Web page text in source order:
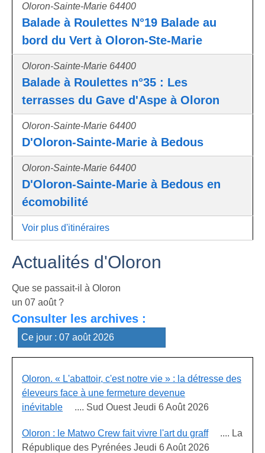
Oloron-Sainte-Marie 64400
Balade à Roulettes N°19 Balade au
bord du Vert à Oloron-Ste-Marie
Oloron-Sainte-Marie 64400
Balade à Roulettes n°35 : Les
terrasses du Gave d'Aspe à Oloron
Oloron-Sainte-Marie 64400
D'Oloron-Sainte-Marie à Bedous
Oloron-Sainte-Marie 64400
D'Oloron-Sainte-Marie à Bedous en
écomobilité
Voir plus d'itinéraires
Actualités d'Oloron
Que se passait-il à Oloron
un 07 août ?
Consulter les archives :
Oloron. « L'abattoir, c'est notre vie » : la détresse des
éleveurs face à une fermeture devenue
inévitable .... Sud Ouest Jeudi 6 Août 2026
Oloron : le Matwo Crew fait vivre l'art du graff.... La
République des Pyrénées Jeudi 6 Août 2026